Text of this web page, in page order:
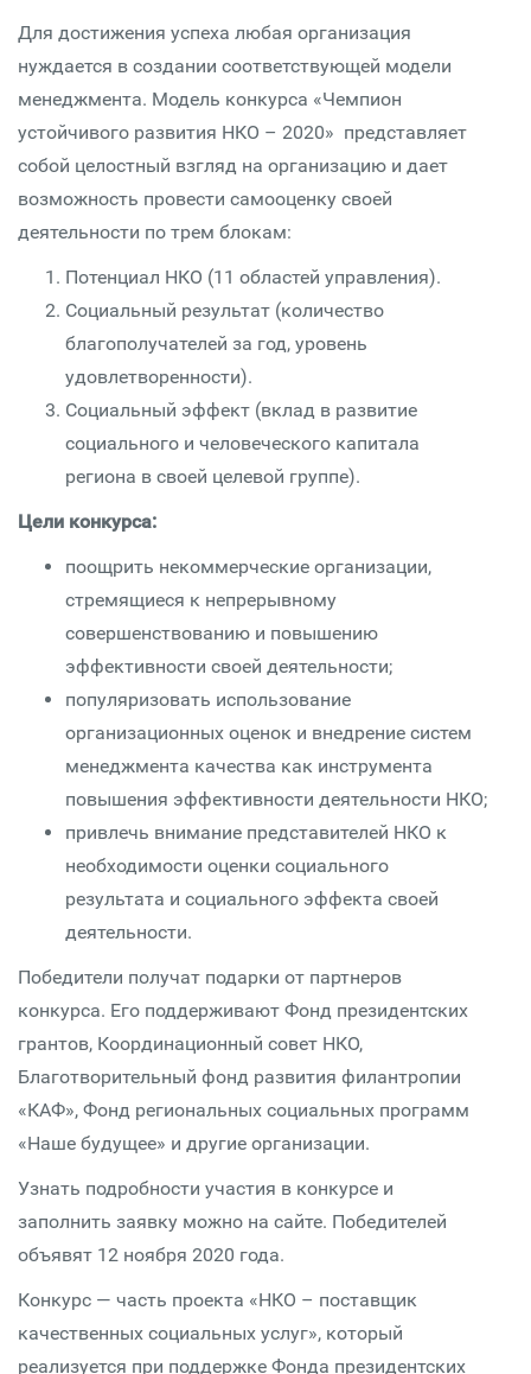
Для достижения успеха любая организация
нуждается в создании соответствующей модели
менеджмента. Модель конкурса «Чемпион
устойчивого развития НКО – 2020» представляет
собой целостный взгляд на организацию и дает
возможность провести самооценку своей
деятельности по трем блокам:
Потенциал НКО (11 областей управления).
Социальный результат (количество
благополучателей за год, уровень
удовлетворенности).
Социальный эффект (вклад в развитие
социального и человеческого капитала
региона в своей целевой группе).
Цели конкурса:
поощрить некоммерческие организации,
стремящиеся к непрерывному
совершенствованию и повышению
эффективности своей деятельности;
популяризовать использование
организационных оценок и внедрение систем
менеджмента качества как инструмента
повышения эффективности деятельности НКО;
привлечь внимание представителей НКО к
необходимости оценки социального
результата и социального эффекта своей
деятельности.
Победители получат подарки от партнеров
конкурса. Его поддерживают Фонд президентских
грантов, Координационный совет НКО,
Благотворительный фонд развития филантропии
«КАФ», Фонд региональных социальных программ
«Наше будущее» и другие организации.
Узнать подробности участия в конкурсе и
заполнить заявку можно на сайте. Победителей
объявят 12 ноября 2020 года.
Конкурс — часть проекта «НКО – поставщик
качественных социальных услуг», который
реализуется при поддержке Фонда президентских